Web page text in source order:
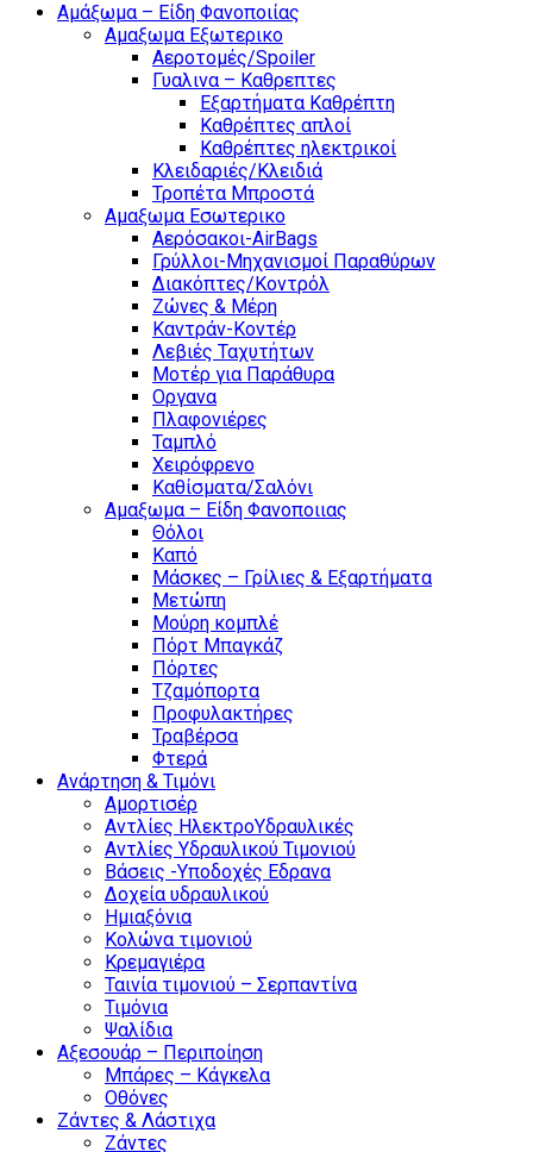
Αμάξωμα – Είδη Φανοποιίας
Αμαξωμα Εξωτερικο
Αεροτομές/Spoiler
Γυαλινα – Καθρεπτες
Εξαρτήματα Καθρέπτη
Καθρέπτες απλοί
Καθρέπτες ηλεκτρικοί
Κλειδαριές/Κλειδιά
Τροπέτα Μπροστά
Αμαξωμα Εσωτερικο
Αερόσακοι-AirBags
Γρύλλοι-Μηχανισμοί Παραθύρων
Διακόπτες/Κοντρόλ
Ζώνες & Μέρη
Καντράν-Κοντέρ
Λεβιές Ταχυτήτων
Μοτέρ για Παράθυρα
Οργανα
Πλαφονιέρες
Ταμπλό
Χειρόφρενο
Καθίσματα/Σαλόνι
Αμαξωμα – Είδη Φανοποιιας
Θόλοι
Καπό
Μάσκες – Γρίλιες & Εξαρτήματα
Μετώπη
Μούρη κομπλέ
Πόρτ Μπαγκάζ
Πόρτες
Τζαμόπορτα
Προφυλακτήρες
Τραβέρσα
Φτερά
Ανάρτηση & Τιμόνι
Αμορτισέρ
Αντλίες ΗλεκτροΥδραυλικές
Αντλίες Υδραυλικού Τιμονιού
Βάσεις -Υποδοχές Εδρανα
Δοχεία υδραυλικού
Ημιαξόνια
Κολώνα τιμονιού
Κρεμαγιέρα
Ταινία τιμονιού – Σερπαντίνα
Τιμόνια
Ψαλίδια
Αξεσουάρ – Περιποίηση
Μπάρες – Κάγκελα
Οθόνες
Ζάντες & Λάστιχα
Ζάντες